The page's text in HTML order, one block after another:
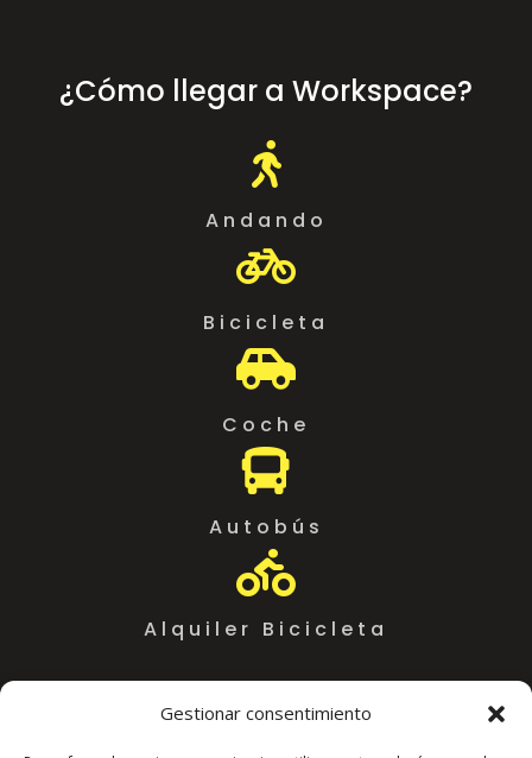
Gestionar consentimiento
¿Cómo llegar a Workspace?

Andando

Bicicleta

Coche

Autobús

Alquiler Bicicleta